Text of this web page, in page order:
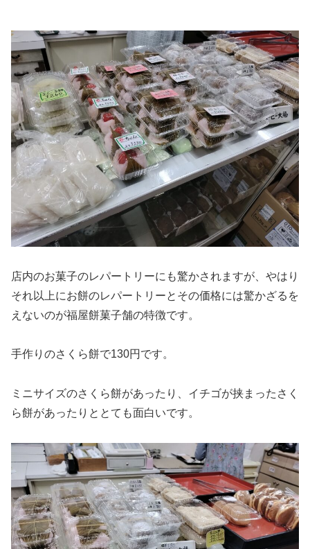
店内のお菓子のレパートリーにも驚かされますが、やはり
それ以上にお餅のレパートリーとその価格には驚かざるを
えないのが福屋餅菓子舗の特徴です。
手作りのさくら餅で130円です。
ミニサイズのさくら餅があったり、イチゴが挟まったさく
ら餅があったりととても面白いです。